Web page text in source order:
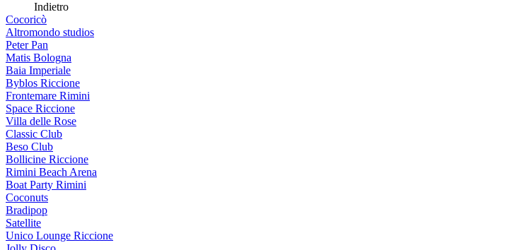
Indietro
Cocoricò
Altromondo studios
Peter Pan
Matis Bologna
Baia Imperiale
Byblos Riccione
Frontemare Rimini
Space Riccione
Villa delle Rose
Classic Club
Beso Club
Bollicine Riccione
Rimini Beach Arena
Boat Party Rimini
Coconuts
Bradipop
Satellite
Unico Lounge Riccione